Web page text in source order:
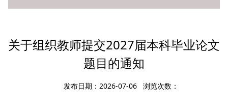
关于组织教师提交2027届本科毕业论文
题目的通知
发布日期：2026-07-06 浏览次数：